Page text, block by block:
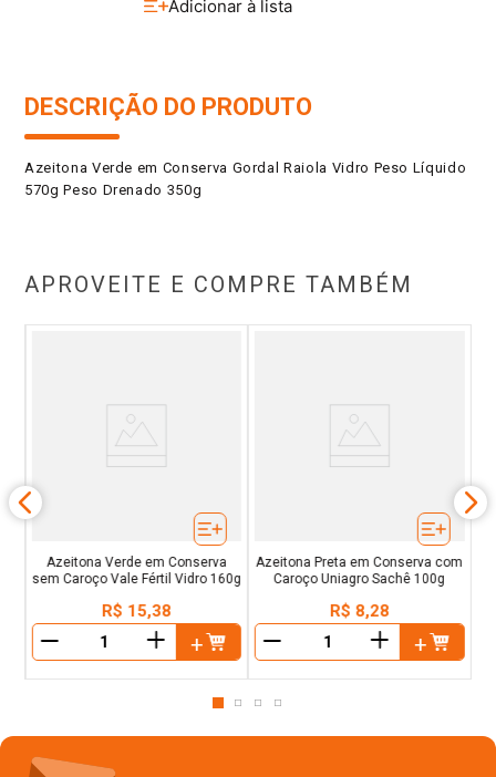
DESCRIÇÃO DO PRODUTO
Azeitona Verde em Conserva Gordal Raiola Vidro Peso Líquido
570g Peso Drenado 350g
APROVEITE E COMPRE TAMBÉM
Azeitona Verde em Conserva
sem Caroço Vale Fértil Vidro 160g
R$ 15,38
＋
Azeitona Preta em Conserva com
Caroço Uniagro Sachê 100g
R$ 8,28
＋